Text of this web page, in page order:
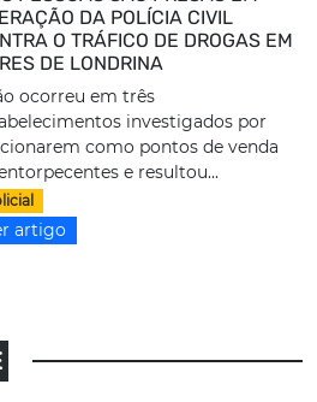
DA POLÍCIA CIVIL
O TRÁFICO DE DROGAS EM
DE LONDRINA
ocorreu em três
investigados por
como pontos de venda
e resultou...
artigo